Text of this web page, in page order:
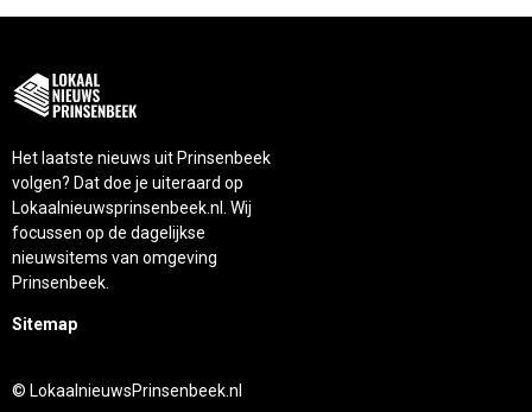
Het laatste nieuws uit Prinsenbeek
volgen? Dat doe je uiteraard op
Lokaalnieuwsprinsenbeek.nl. Wij
focussen op de dagelijkse
nieuwsitems van omgeving
Prinsenbeek.
Sitemap
© LokaalnieuwsPrinsenbeek.nl